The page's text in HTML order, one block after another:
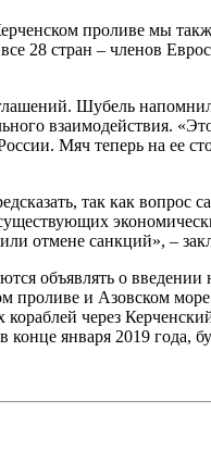
проливе мы
28 стран – членов
Шубель
взаимодействия.
Мяч теперь на ее
так как вопрос
отмене санкций», –
объявлять о введении
проливе и Азовском
кораблей через
конце января 2019 года,